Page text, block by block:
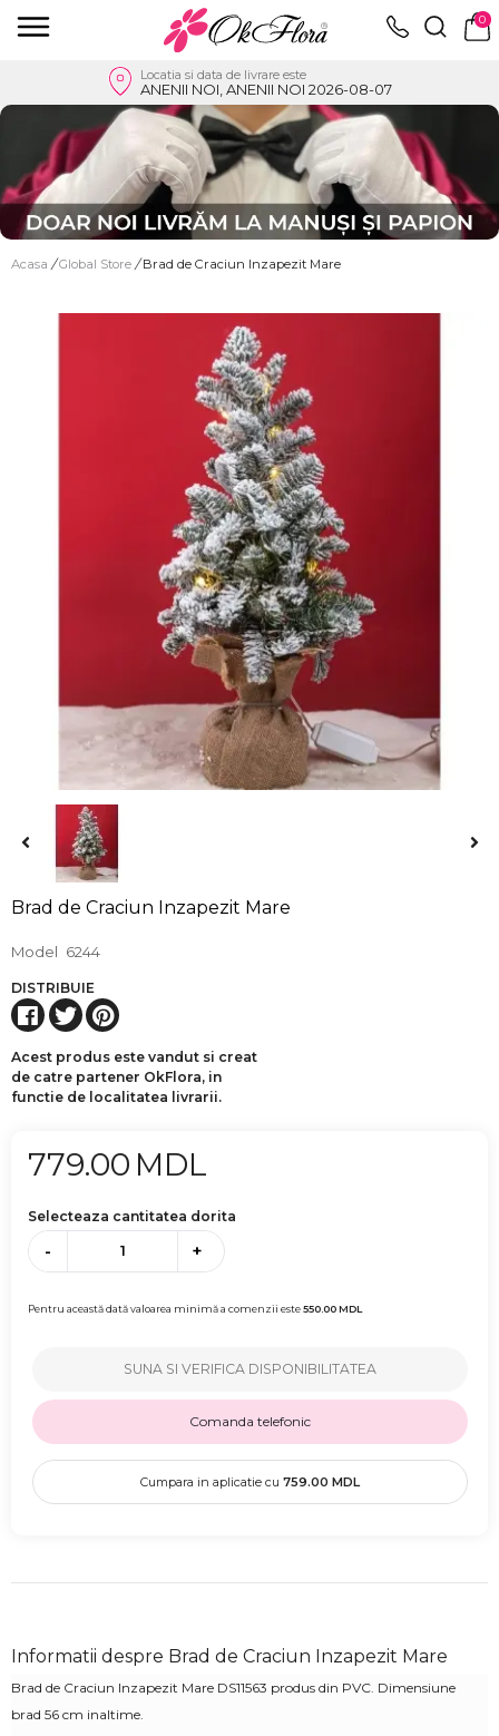
0
Locatia si data de livrare este
ANENII NOI, ANENII NOI 2026-08-07
Acasa / Global Store / Brad de Craciun Inzapezit Mare
Brad de Craciun Inzapezit Mare
Model 6244
DISTRIBUIE
Acest produs este vandut si creat
de catre partener OkFlora, in
functie de localitatea livrarii.
779.00 MDL
Selecteaza cantitatea dorita
- +
Pentru această dată valoarea minimă a comenzii este550.00MDL
SUNA SI VERIFICA DISPONIBILITATEA
Comanda telefonic
Cumpara in aplicatie cu 759.00 MDL
Informatii despre Brad de Craciun Inzapezit Mare
Brad de Craciun Inzapezit Mare DS11563 produs din PVC. Dimensiune
brad 56 cm inaltime.